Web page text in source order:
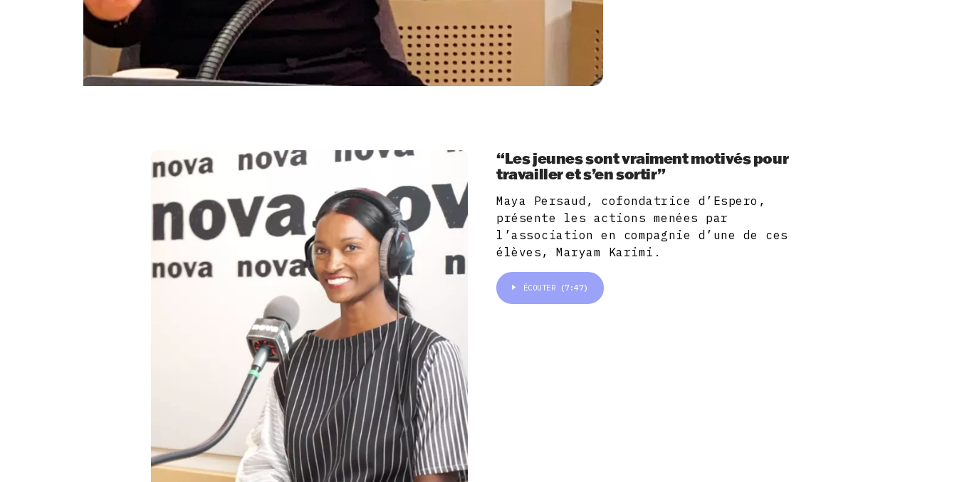
“Les jeunes sont vraiment motivés pour
travailler et s’en sortir”
Maya Persaud, cofondatrice d’Espero,
présente les actions menées par
l’association en compagnie d’une de ces
élèves, Maryam Karimi.
ÉCOUTER (7:47)